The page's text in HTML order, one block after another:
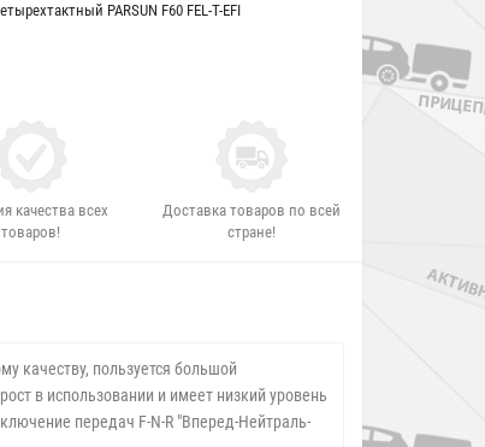
PARSUN F60 FEL-T-EFI
качества всех
товаров!
Доставка товаров по всей
стране!
качеству, пользуется большой
в использовании и имеет низкий уровень
передач F-N-R "Вперед-Нейтраль-